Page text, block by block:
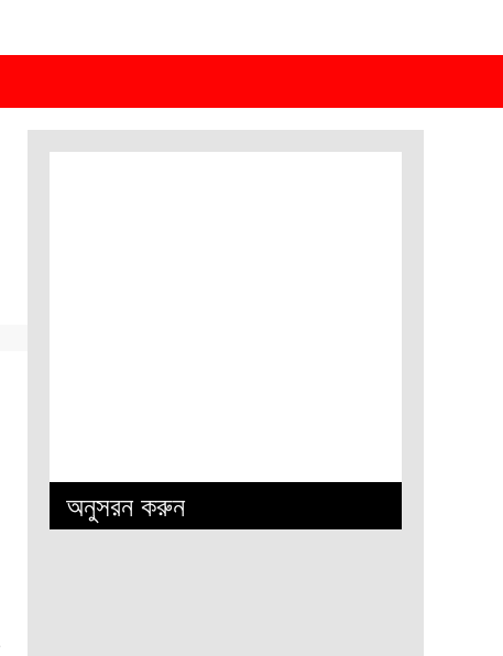
অনুসরন করুন